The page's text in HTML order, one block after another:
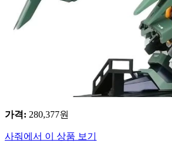
가격: 280,377원
사줘에서 이 상품 보기